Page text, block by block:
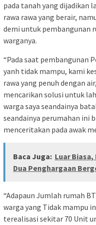
pada tanah yang dijadikan
rawa rawa yang berair,
demi untuk pembangunan
warganya.
“Pada saat pembangunan
yanh tidak mampu, kami
rawa yang penuh dengan
mencarikan solusi untuk
warga saya seandainya
seandainya perumahan ini
menceritakan pada awak
Baca Juga: Luar
Dua Penghargaan
“Adapaun Jumlah rumah
warga yang Tidak mampu
terealisasi sekitar 70 Unit